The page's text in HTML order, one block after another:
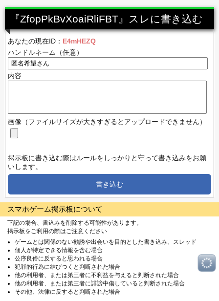
『ZfopPkBvXoaiRliFBT』スレに書き込む
あなたの現在ID： E4mHEZQ
ハンドルネーム（任意）
内容
画像（ファイルサイズが大きすぎるとアップロードできません）
掲示板に書き込む際はルールをしっかりと守って書き込みをお願
いします。
書き込む
スマホゲーム掲示板について
下記の場合、書込みを削除する可能性があります。
掲示板をご利用の際はご注意ください
ゲームとは関係のない勧誘や出会いを目的とした書き込み、スレッド
個人が特定できる情報を含む場合
公序良俗に反すると思われる場合
犯罪的行為に結びつくと判断された場合
他の利用者、または第三者に不利益を与えると判断された場合
他の利用者、または第三者に誹謗中傷していると判断された場合
その他、法律に反すると判断された場合